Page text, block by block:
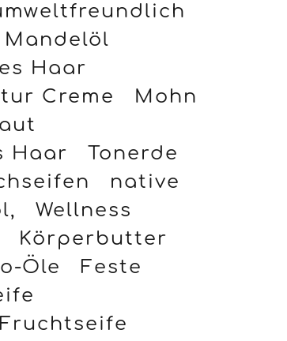
Mandelöl
Haar
Creme
Mohn
Haar
Tonerde
native
Wellness
Körperbutter
Öle
Feste
Fruchtseife